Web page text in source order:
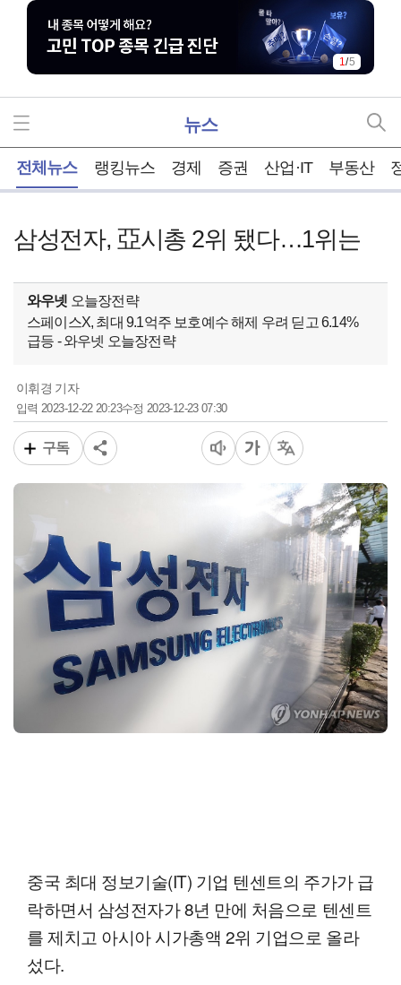
1/5
뉴스
전체뉴스 랭킹뉴스 경제 증권 산업·IT 부동산
삼성전자, 亞시총 2위 됐다…1위는
와우넷 오늘장전략
스페이스X, 최대 9.1억주 보호예수 해제 우려 딛고 6.14%
급등 - 와우넷 오늘장전략
이휘경 기자
입력2023-12-22 20:23수정 2023-12-23 07:30
구독
중국 최대 정보기술(IT) 기업 텐센트의 주가가 급
락하면서 삼성전자가 8년 만에 처음으로 텐센트
를 제치고 아시아 시가총액 2위 기업으로 올라
섰다.